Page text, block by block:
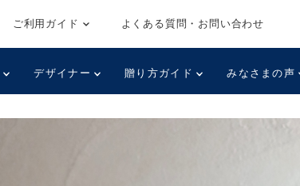
ご利用ガイド よくある質問・お問い合わせ
デザイナー 贈り方ガイド みなさまの声